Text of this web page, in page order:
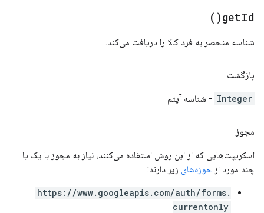
getId(
)
شناسه منحصر به فرد کالا را دریافت می‌کند.
بازگشت
Integer - شناسه آیتم
مجوز
اسکریپت‌هایی که از این روش استفاده می‌کنند، نیاز به مجوز با یک یا
چند مورد از حوزه‌های زیر دارند:
https://www.googleapis.com/auth/forms.
currentonly